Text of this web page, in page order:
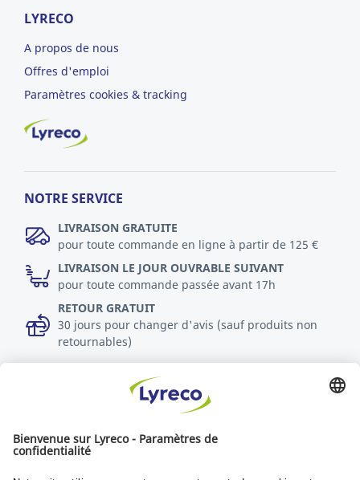
LYRECO
A propos de nous
Offres d'emploi
Paramètres cookies & tracking
NOTRE SERVICE
LIVRAISON GRATUITE
pour toute commande en ligne à partir de 125 €
LIVRAISON LE JOUR OUVRABLE SUIVANT
pour toute commande passée avant 17h
RETOUR GRATUIT
30 jours pour changer d'avis (sauf produits non
retournables)
Durabilité